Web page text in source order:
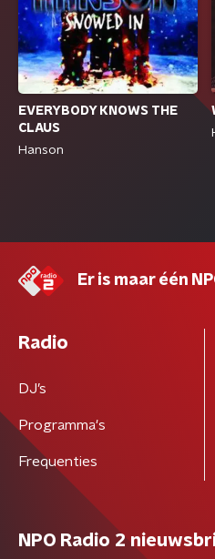
EVERYBODY KNOWS THE
CLAUS
Hanson
Er is maar één
Radio
DJ’s
Programma's
Frequenties
NPO Radio 2